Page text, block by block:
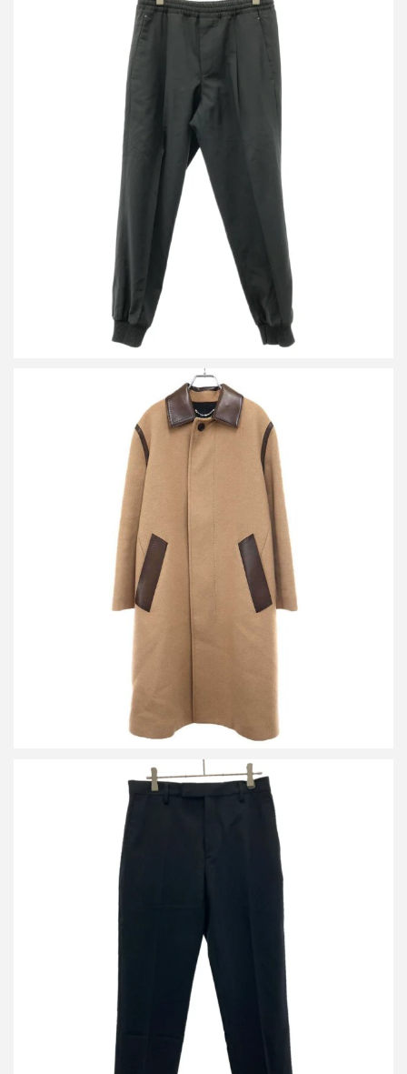
ベルルッティ ウールテーラージョガーパンツ R20TCU67WCBB
買取金額14,400円
詳しく見る
ベルルッティ 20AW キャメルウールパティーヌレザーカリグラフ
ィライナーロングコート
詳しく見る
ベルルッティ カシミヤスラックスパンツ
買取金額12,000円
詳しく見る